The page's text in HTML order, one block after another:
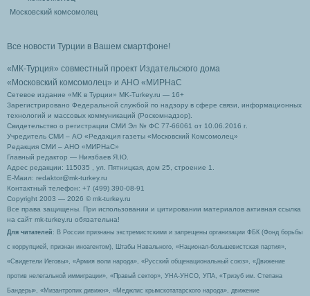
Московский комсомолец
Все новости Турции в Вашем смартфоне!
«МК-Турция» совместный проект Издательского дома
«Московский комсомолец» и АНО «МИРНаС
Сетевое издание «МК в Турции» MK-Turkey.ru — 16+
Зарегистрировано Федеральной службой по надзору в сфере связи, информационных
технологий и массовых коммуникаций (Роскомнадзор).
Свидетельство о регистрации СМИ Эл № ФС 77-66061 от 10.06.2016 г.
Учредитель СМИ – АО «Редакция газеты «Московский Комсомолец»
Редакция СМИ – АНО «МИРНаС»
Главный редактор — Ниязбаев Я.Ю.
Адрес редакции: 115035 , ул. Пятницкая, дом 25, строение 1.
Е-Маил: redaktor@mk-turkey.ru
Контактный телефон: +7 (499) 390-08-91
Copyright 2003 — 2026 © mk-turkey.ru
Все права защищены. При использовании и цитировании материалов активная ссылка
на сайт mk-turkey.ru обязательна!
Для читателей : В России признаны экстремистскими и запрещены организации ФБК (Фонд борьбы
с коррупцией, признан иноагентом), Штабы Навального, «Национал-большевистская партия»,
«Свидетели Иеговы», «Армия воли народа», «Русский общенациональный союз», «Движение
против нелегальной иммиграции», «Правый сектор», УНА-УНСО, УПА, «Тризуб им. Степана
Бандеры», «Мизантропик дивижн», «Меджлис крымскотатарского народа», движение